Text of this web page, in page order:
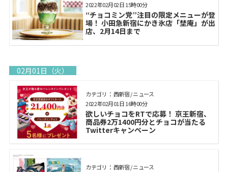
“チョコミン党”注目の限定メニューが登
場！ 小田急新宿にかき氷店「埜庵」が出
店、2月14日まで
2022年02月02日 15時00分
02月01日（火）
カテゴリ： 西新宿 / ニュース
欲しいチョコをRTで応募！ 京王新宿、
商品券2万1400円分とチョコが当たる
Twitterキャンペーン
2022年02月01日 16時00分
カテゴリ： 西新宿 / ニュース